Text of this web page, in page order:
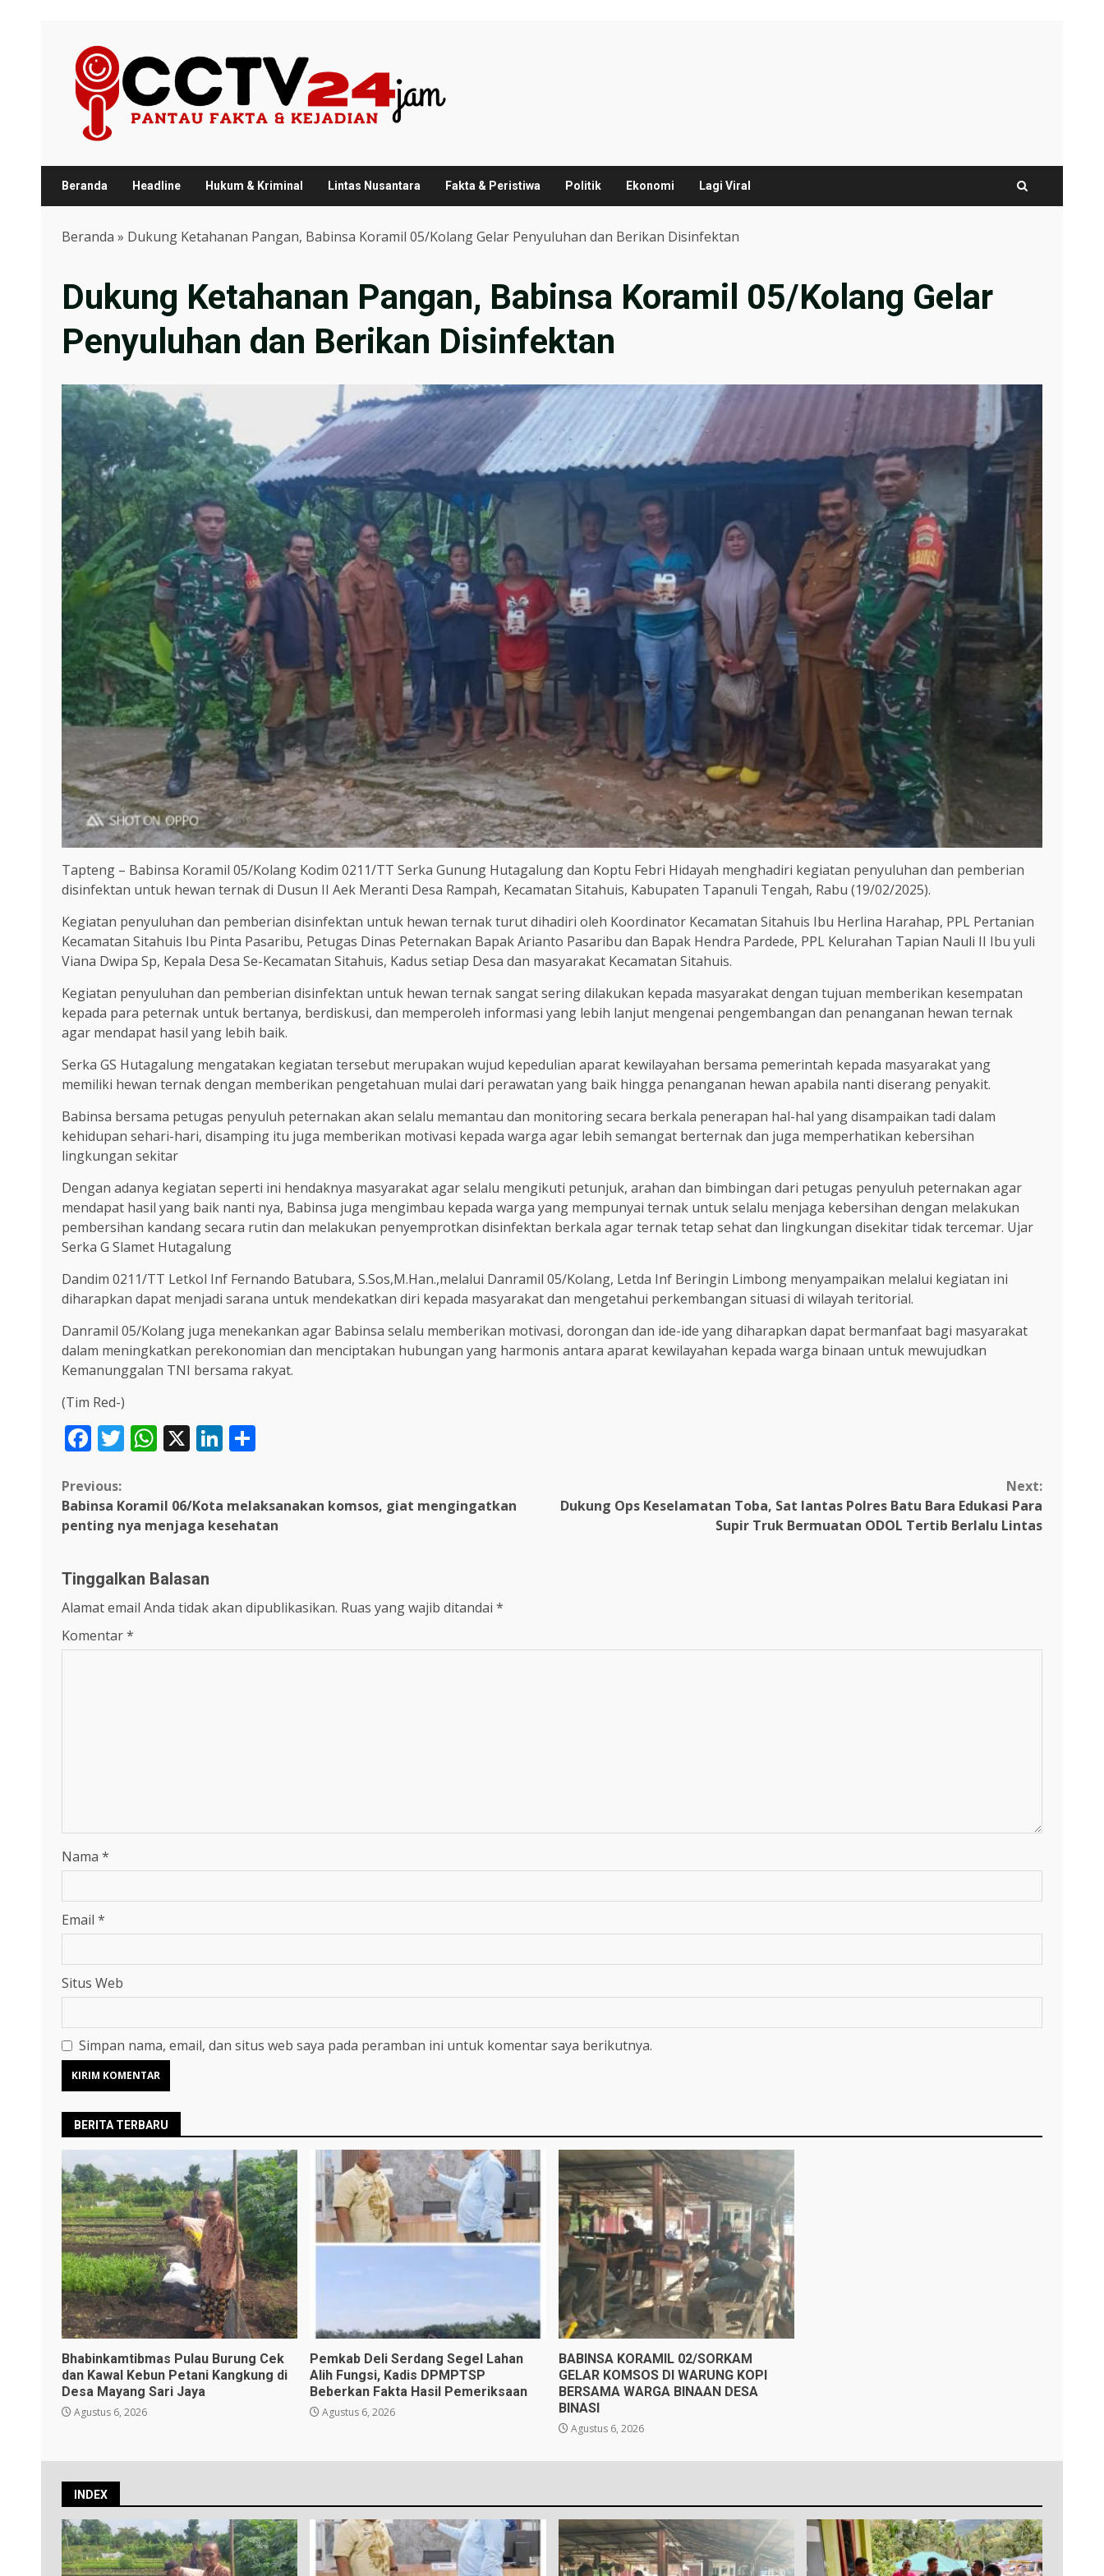
content
Beranda Headline Hukum & Kriminal Lintas Nusantara Fakta & Peristiwa Politik Ekonomi Lagi Viral
Beranda » Dukung Ketahanan Pangan, Babinsa Koramil 05/Kolang Gelar Penyuluhan dan Berikan Disinfektan
Dukung Ketahanan Pangan, Babinsa Koramil 05/Kolang Gelar
Penyuluhan dan Berikan Disinfektan
Tapteng – Babinsa Koramil 05/Kolang Kodim 0211/TT Serka Gunung Hutagalung dan Koptu Febri Hidayah menghadiri kegiatan penyuluhan dan pemberian
disinfektan untuk hewan ternak di Dusun II Aek Meranti Desa Rampah, Kecamatan Sitahuis, Kabupaten Tapanuli Tengah, Rabu (19/02/2025).
Kegiatan penyuluhan dan pemberian disinfektan untuk hewan ternak turut dihadiri oleh Koordinator Kecamatan Sitahuis Ibu Herlina Harahap, PPL Pertanian
Kecamatan Sitahuis Ibu Pinta Pasaribu, Petugas Dinas Peternakan Bapak Arianto Pasaribu dan Bapak Hendra Pardede, PPL Kelurahan Tapian Nauli II Ibu yuli
Viana Dwipa Sp, Kepala Desa Se-Kecamatan Sitahuis, Kadus setiap Desa dan masyarakat Kecamatan Sitahuis.
Kegiatan penyuluhan dan pemberian disinfektan untuk hewan ternak sangat sering dilakukan kepada masyarakat dengan tujuan memberikan kesempatan
kepada para peternak untuk bertanya, berdiskusi, dan memperoleh informasi yang lebih lanjut mengenai pengembangan dan penanganan hewan ternak
agar mendapat hasil yang lebih baik.
Serka GS Hutagalung mengatakan kegiatan tersebut merupakan wujud kepedulian aparat kewilayahan bersama pemerintah kepada masyarakat yang
memiliki hewan ternak dengan memberikan pengetahuan mulai dari perawatan yang baik hingga penanganan hewan apabila nanti diserang penyakit.
Babinsa bersama petugas penyuluh peternakan akan selalu memantau dan monitoring secara berkala penerapan hal-hal yang disampaikan tadi dalam
kehidupan sehari-hari, disamping itu juga memberikan motivasi kepada warga agar lebih semangat berternak dan juga memperhatikan kebersihan
lingkungan sekitar
Dengan adanya kegiatan seperti ini hendaknya masyarakat agar selalu mengikuti petunjuk, arahan dan bimbingan dari petugas penyuluh peternakan agar
mendapat hasil yang baik nanti nya, Babinsa juga mengimbau kepada warga yang mempunyai ternak untuk selalu menjaga kebersihan dengan melakukan
pembersihan kandang secara rutin dan melakukan penyemprotkan disinfektan berkala agar ternak tetap sehat dan lingkungan disekitar tidak tercemar. Ujar
Serka G Slamet Hutagalung
Dandim 0211/TT Letkol Inf Fernando Batubara, S.Sos,M.Han.,melalui Danramil 05/Kolang, Letda Inf Beringin Limbong menyampaikan melalui kegiatan ini
diharapkan dapat menjadi sarana untuk mendekatkan diri kepada masyarakat dan mengetahui perkembangan situasi di wilayah teritorial.
Danramil 05/Kolang juga menekankan agar Babinsa selalu memberikan motivasi, dorongan dan ide-ide yang diharapkan dapat bermanfaat bagi masyarakat
dalam meningkatkan perekonomian dan menciptakan hubungan yang harmonis antara aparat kewilayahan kepada warga binaan untuk mewujudkan
Kemanunggalan TNI bersama rakyat.
(Tim Red-)
Facebook
Twitter
WhatsApp
X LinkedIn
Continue
Reading
Previous:
Babinsa Koramil 06/Kota melaksanakan komsos, giat mengingatkan
penting nya menjaga kesehatan
Next:
Dukung Ops Keselamatan Toba, Sat lantas Polres Batu Bara Edukasi Para
Supir Truk Bermuatan ODOL Tertib Berlalu Lintas
Tinggalkan Balasan
Alamat email Anda tidak akan dipublikasikan. Ruas yang wajib ditandai *
Komentar*
Nama *
Email *
Situs Web
Simpan nama, email, dan situs web saya pada peramban ini untuk komentar saya berikutnya.
BERITA TERBARU
Bhabinkamtibmas Pulau Burung Cek
dan Kawal Kebun Petani Kangkung di
Desa Mayang Sari Jaya
Agustus 6, 2026
Pemkab Deli Serdang Segel Lahan
Alih Fungsi, Kadis DPMPTSP
Beberkan Fakta Hasil Pemeriksaan
Agustus 6, 2026
BABINSA KORAMIL 02/SORKAM
GELAR KOMSOS DI WARUNG KOPI
BERSAMA WARGA BINAAN DESA
BINASI
Agustus 6, 2026
INDEX